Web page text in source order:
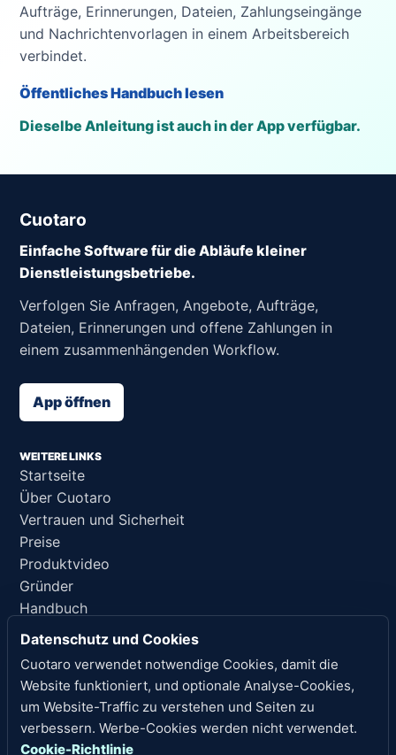
Aufträge, Erinnerungen, Dateien, Zahlungseingänge
und Nachrichtenvorlagen in einem Arbeitsbereich
verbindet.
Öffentliches Handbuch lesen
Dieselbe Anleitung ist auch in der App verfügbar.
Cuotaro
Einfache Software für die Abläufe kleiner
Dienstleistungsbetriebe.
Verfolgen Sie Anfragen, Angebote, Aufträge,
Dateien, Erinnerungen und offene Zahlungen in
einem zusammenhängenden Workflow.
App öffnen
WEITERE LINKS
Startseite
Über Cuotaro
Vertrauen und Sicherheit
Preise
Produktvideo
Gründer
Handbuch
Support
RECHTLICHE HINWEISE
Datenschutz
Nutzungsbedingungen
Datenschutz und Cookies
Cuotaro verwendet notwendige Cookies, damit die
Website funktioniert, und optionale Analyse-Cookies,
um Website-Traffic zu verstehen und Seiten zu
verbessern. Werbe-Cookies werden nicht verwendet.
Cookie-Richtlinie